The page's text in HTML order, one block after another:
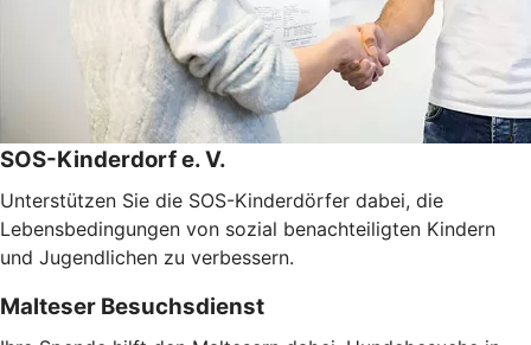
SOS-Kinderdorf e. V.
Unterstützen Sie die SOS-Kinderdörfer dabei, die
Lebensbedingungen von sozial benachteiligten Kindern
und Jugendlichen zu verbessern.
Malteser Besuchsdienst